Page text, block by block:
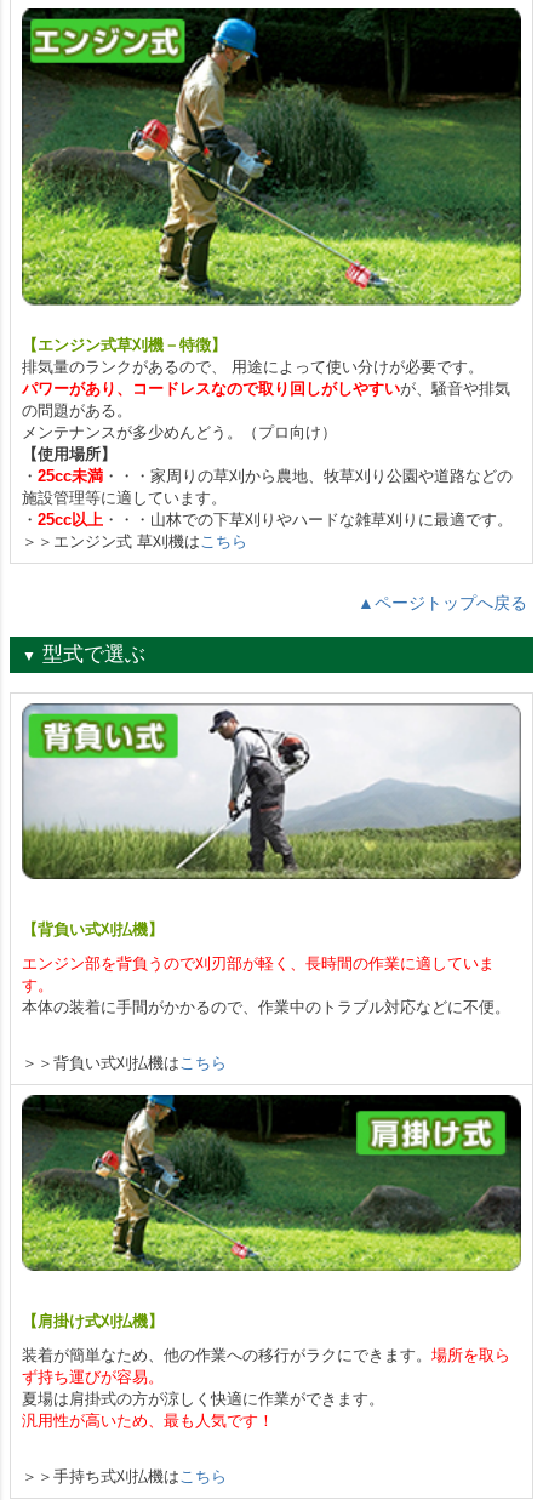
【エンジン式草刈機－特徴】
排気量のランクがあるので、 用途によって使い分けが必要です。
パワーがあり、コードレスなので取り回しがしやすいが、騒音や排気
の問題がある。
メンテナンスが多少めんどう。（プロ向け）
【使用場所】
・ 25cc未満・・・家周りの草刈から農地、牧草刈り公園や道路などの
施設管理等に適しています。
・ 25cc以上・・・山林での下草刈りやハードな雑草刈りに最適です。
＞＞エンジン式 草刈機はこちら
▲ページトップへ戻る
▼ 型式で選ぶ
【背負い式刈払機】
エンジン部を背負うので刈刃部が軽く、長時間の作業に適していま
す。
本体の装着に手間がかかるので、作業中のトラブル対応などに不便。
＞＞背負い式刈払機はこちら
【肩掛け式刈払機】
装着が簡単なため、他の作業への移行がラクにできます。 場所を取ら
ず持ち運びが容易。
夏場は肩掛式の方が涼しく快適に作業ができます。
汎用性が高いため、最も人気です！
＞＞手持ち式刈払機はこちら